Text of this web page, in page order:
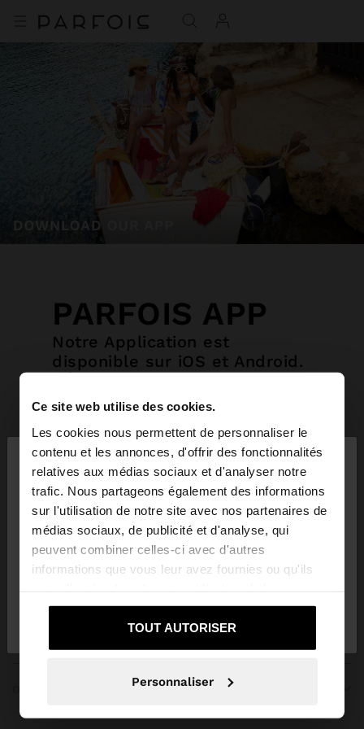
Ce site web utilise des cookies.
Les cookies nous permettent de personnaliser le
contenu et les annonces, d'offrir des fonctionnalités
relatives aux médias sociaux et d'analyser notre
trafic. Nous partageons également des informations
sur l'utilisation de notre site avec nos partenaires de
médias sociaux, de publicité et d'analyse, qui
peuvent combiner celles-ci avec d'autres
informations que vous leur avez fournies ou qu'ils
services.
TOUT AUTORISER
Personnaliser
bonjour ×
Vous accédez au site depuis Trinidad and Tobago.
Voulez-vous parcourir notre site au United States?
vers United
PARFOIS APP
Notre Application est
disponible sur iOS et Android.
REJOIGNEZ NOTRE NEWSLETTER
et obtenez 10% de réduction